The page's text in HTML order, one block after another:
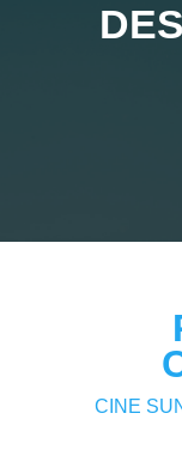
CINE